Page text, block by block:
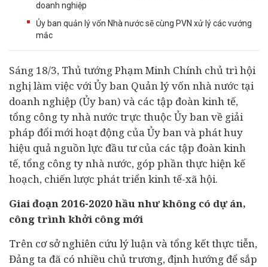
doanh nghiệp
Ủy ban quản lý vốn Nhà nước sẽ cùng PVN xử lý các vướng
mắc
Sáng 18/3, Thủ tướng Phạm Minh Chính chủ trì hội
nghị làm việc với Ủy ban Quản lý vốn nhà nước tại
doanh nghiệp (Ủy ban) và các tập đoànkinh tế,
tổng công ty nhà nước trực thuộc Ủy ban về giải
pháp đổi mới hoạt động của Ủy ban và phát huy
hiệu quả nguồn lực đầu tưcủa các tập đoàn kinh
tế, tổng công ty nhà nước, góp phần thực hiện kế
hoạch, chiến lược phát triển kinh tế-xã hội.
Giai đoạn 2016-2020hầu như không có dự án,
công trình khởi công mới
Trên cơ sở nghiên cứu lý luận và tổng kết thực tiễn,
Đảng ta đã có nhiều chủ trương, định hướng để sắp